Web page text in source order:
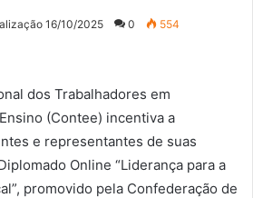
16/10/2025 0 554
dos Trabalhadores em
(Contee) incentiva a
e representantes de suas
Online “Liderança para a
promovido pela Confederação de